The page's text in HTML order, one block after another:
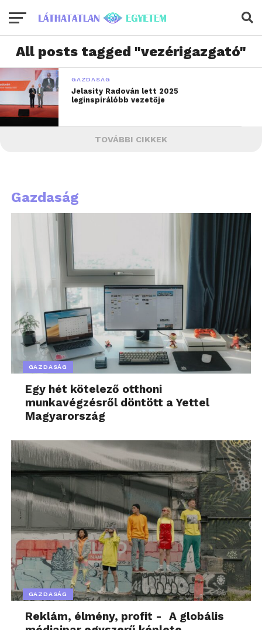
All posts tagged "vezérigazgató"
GAZDASÁG
Jelasity Radován lett 2025
leginspirálóbb vezetője
TOVÁBBI CIKKEK
Gazdaság
GAZDASÁG
Egy hét kötelező otthoni
munkavégzésről döntött a Yettel
Magyarország
GAZDASÁG
Reklám, élmény, profit - A globális